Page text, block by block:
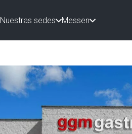
Nuestras sedes Messen